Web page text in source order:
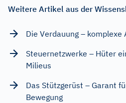
Weitere Artikel aus der
Die Verdauung – komplexe
Steuernetzwerke – Hüter
Milieus
Das Stützgerüst – Garant
Bewegung